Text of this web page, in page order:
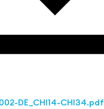
DE_CHI14-CHI34.pdf